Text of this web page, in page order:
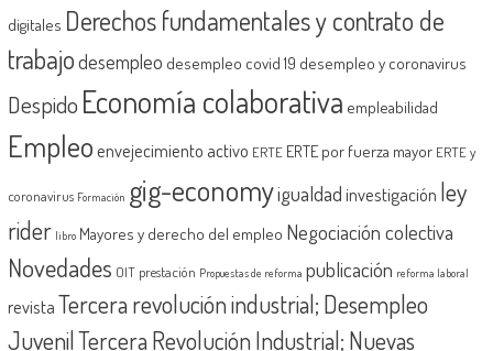
digitales Derechos fundamentales y contrato de
trabajodesempleo desempleo covid 19 desempleo y coronavirus
Despido Economía colaborativa empleabilidad
Empleoenvejecimiento activo ERTE ERTE por fuerza mayor ERTE y
coronavirus Formación gig-economyigualdadinvestigación ley
rider libro Mayores y derecho del empleo Negociación colectiva
Novedades OIT prestación Propuestas de reforma publicación reforma laboral
revistaTercera revolución industrial; Desempleo
JuvenilTercera Revolución Industrial; Nuevas